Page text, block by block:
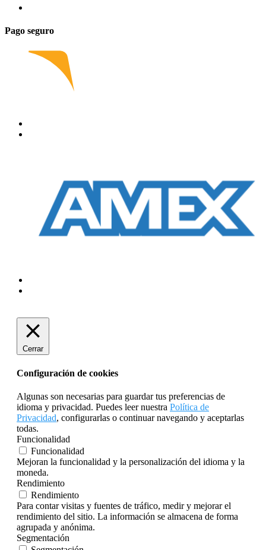
Pago seguro
Cerrar
Configuración de cookies
Algunas son necesarias para guardar tus preferencias de
idioma y privacidad. Puedes leer nuestra Política de
Privacidad, configurarlas o continuar navegando y aceptarlas
todas.
Funcionalidad
Funcionalidad
Mejoran la funcionalidad y la personalización del idioma y la
moneda.
Rendimiento
Rendimiento
Para contar visitas y fuentes de tráfico, medir y mejorar el
rendimiento del sitio. La información se almacena de forma
agrupada y anónima.
Segmentación